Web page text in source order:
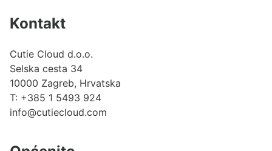
Kontakt
Cutie Cloud d.o.o.
Selska cesta 34
10000 Zagreb, Hrvatska
T: +385 1 5493 924
info@cutiecloud.com